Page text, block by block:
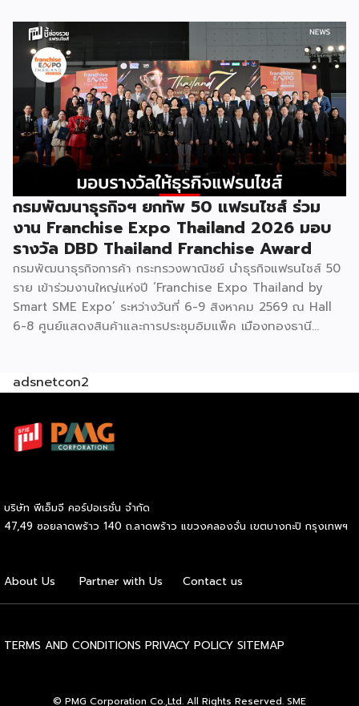
บริหารธุรกิจ การวางแผนการเงิน และการบริหารความเสี่ยง
เตรียมความพร้อมสำหรับการขยายตลาดสู่ต่างประเทศ โดยการ
จัดงานครั้งนี้คาดว่าจะสร้างมูลค่าทางเศรษฐกิจราว 220 ล้านบาท
แฟรนไชส์ไม่ใช่เพียงโมเดลธุรกิจ แต่คือ โอกาสในการต่อยอด
แบรนด์ไทยให้ก้าวสู่ตลาดใหม่ EXIM BANK จึงผนึกกำลัง
พันธมิตร สนับสนุนผู้ประกอบการไทยให้พร้อม ขยายธุรกิจ สร้าง
แบรนด์ และเปิดตลาดต่างประเทศ EXIM BANK พร้อมร่วมเดิน
ทางสู่การเปิดตลาดใหม่ เพื่อพา “แฟรนไชส์ไทย” เติบโตไกลใน
ตลาดโลก ด้วยบทบาท Export Co-pilot ที่พร้อมเคียงข้าง
ธุรกิจไทยในทุกเส้นทาง FacebookFacebookXXLINELine
กรมพัฒนาธุรกิจฯ ยกทัพ 50 แฟรนไชส์ ร่วม
งาน Franchise Expo Thailand 2026 มอบ
รางวัล DBD Thailand Franchise Award
กรมพัฒนาธุรกิจการค้า กระทรวงพาณิชย์ นำธุรกิจแฟรนไชส์ 50
ราย เข้าร่วมงานใหญ่แห่งปี ‘Franchise Expo Thailand by
Smart SME Expo’ ระหว่างวันที่ 6-9 สิงหาคม 2569 ณ Hall
6-8 ศูนย์แสดงสินค้าและการประชุมอิมแพ็ค เมืองทองธานี
ของกรมฯ นายพูนพงษ์ นัยนาภากรณ์ อธิบดีกรมพัฒนาธุรกิจ
“งานแฟรนไชส์ เอ็กซ์โป ไทยแลนด์ บาย สมาร์ท เอสเอ็มอี เอ็กซ์
โป (Franchise Expo Thailand by Smart SME Expo)” ซึ่ง
เจ้าของธุรกิจที่ต้องการขยายกิจการผ่านระบบแฟรนไชส์ […]
adsnetcon2
บริษัท พีเอ็มจี คอร์ปอเรชั่น จำกัด
47,49 ซอยลาดพร้าว 140 ถ.ลาดพร้าว แขวงคลองจั่น เขตบางกะปิ กรุงเทพฯ
About Us Partner with Us Contact us
TERMS AND CONDITIONS PRIVACY POLICY SITEMAP
© PMG Corporation Co.,Ltd. All Rights Reserved. SME